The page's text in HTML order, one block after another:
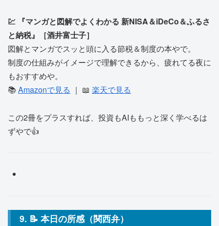
💹 『マンガと図解でよくわかる 新NISA＆iDeCo＆ふるさ
と納税』［酒井富士子］
図解とマンガでスッと頭に入る節税＆制度の本やで。
制度の仕組みがイメージで理解できるから、疲れてる夜に
もおすすめや。
📚Amazonで見る ｜ 📖 楽天で見る
この2冊をプラスすれば、投資もAIももっと深く学べるは
ずやで👍
9. 📝 本日の所感（関西弁）